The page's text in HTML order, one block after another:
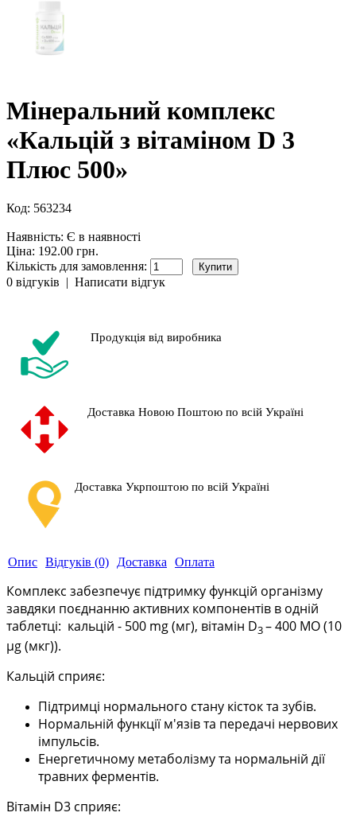
Мінеральний комплекс
«Кальцій з вітаміном D 3
Плюс 500»
Код: 563234
Наявність: Є в наявності
Ціна: 192.00 грн.
Кількість для замовлення:
0 відгуків | Написати відгук
Продукція від виробника
Доставка Новою Поштою по всій Україні
Доставка Укрпоштою по всій Україні
Опис Відгуків (0) Доставка Оплата
Комплекс забезпечує підтримку функцій організму
завдяки поєднанню активних компонентів в одній
таблетці: кальцій - 500 mg(мг), вітамін D3– 400 МО (10
µg (мкг)).
Кальцій сприяє:
Підтримці нормального стану кісток та зубів.
Нормальній функції м'язів та передачі нервових
імпульсів.
Енергетичному метаболізму та нормальній дії
травних ферментів.
Вітамін D3 сприяє: